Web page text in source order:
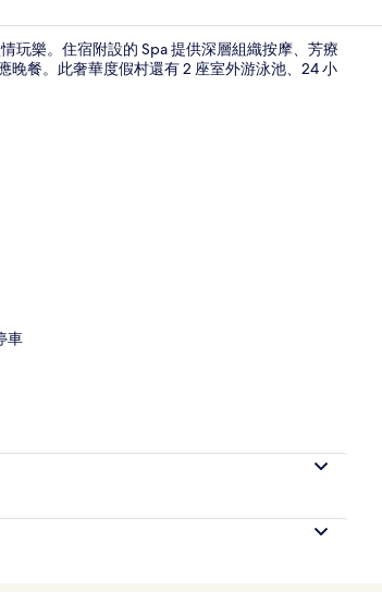
玩樂。住宿附設的 Spa 提供深層組織按摩、芳療
餐。此奢華度假村還有 2 座室外游泳池、24 小
車